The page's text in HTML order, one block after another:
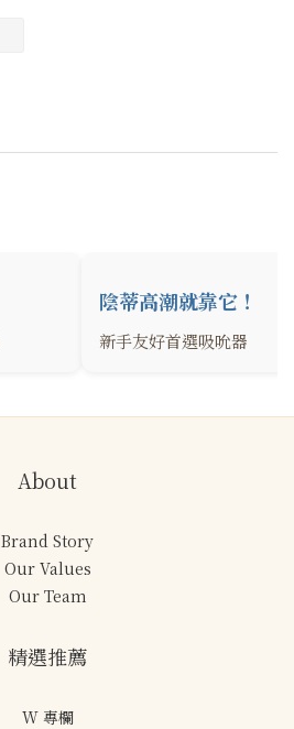
陰蒂高潮就靠它！
新手友好首選吸吮器
About
Brand Story
Our Values
Our Team
精選推薦
W 專欄